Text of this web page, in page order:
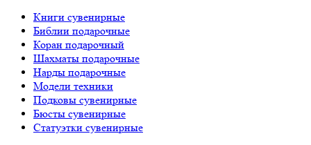
Книги сувенирные
Библии подарочные
Коран подарочный
Шахматы подарочные
Нарды подарочные
Модели техники
Подковы сувенирные
Бюсты сувенирные
Статуэтки сувенирные